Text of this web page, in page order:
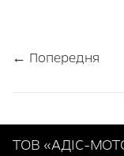
← Попередня
ТОВ «АДІС-